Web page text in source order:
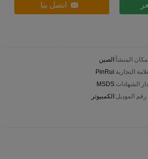
اتصل بنا
مكان المنشأ:الصين
التجارية:PinRui
الشهادات:MSDS
رقم الموديل:الكمبيوتر